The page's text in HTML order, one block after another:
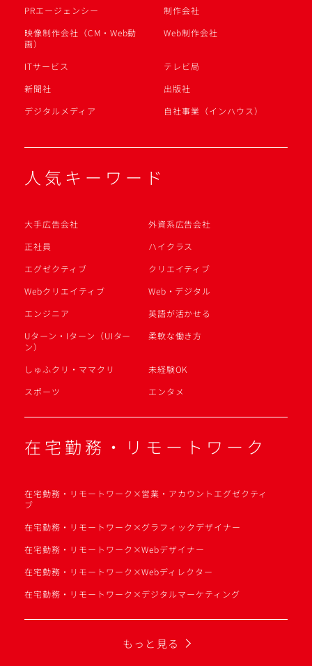
PRエージェンシー
制作会社
映像制作会社（CM・Web動
画）
Web制作会社
ITサービス
テレビ局
新聞社
出版社
デジタルメディア
自社事業（インハウス）
人気キーワード
大手広告会社
外資系広告会社
正社員
ハイクラス
エグゼクティブ
クリエイティブ
Webクリエイティブ
Web・デジタル
エンジニア
英語が活かせる
Uターン・Iターン（UIター
ン）
柔軟な働き方
しゅふクリ・ママクリ
未経験OK
スポーツ
エンタメ
在宅勤務・リモートワーク
在宅勤務・リモートワーク×営業・アカウントエグゼクティ
ブ
在宅勤務・リモートワーク×グラフィックデザイナー
在宅勤務・リモートワーク×Webデザイナー
在宅勤務・リモートワーク×Webディレクター
在宅勤務・リモートワーク×デジタルマーケティング
もっと見る